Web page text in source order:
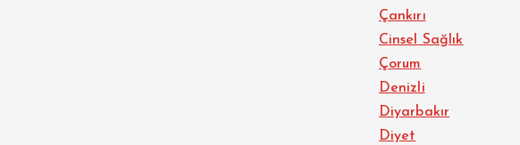
Çankırı
Cinsel Sağlık
Çorum
Denizli
Diyarbakır
Diyet